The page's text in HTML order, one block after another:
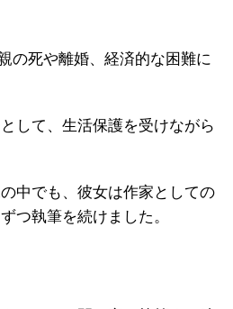
の死や離婚、経済的な困難に
して、生活保護を受けながら
中でも、彼女は作家としての
つ執筆を続けました。